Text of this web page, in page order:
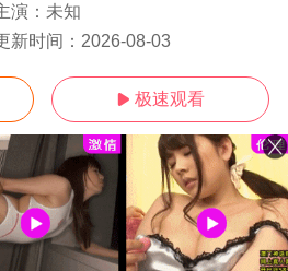
演： 未知
新时间： 2026-08-03
 极速观看